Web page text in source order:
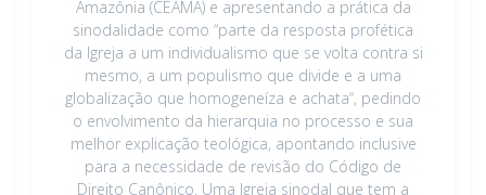
Amazônia (CEAMA) e apresentando a prática da
sinodalidade como “parte da resposta profética
da Igreja a um individualismo que se volta contra si
mesmo, a um populismo que divide e a uma
globalização que homogeneíza e achata“, pedindo
o envolvimento da hierarquia no processo e sua
melhor explicação teológica, apontando inclusive
para a necessidade de revisão do Código de
Direito Canônico. Uma Igreja sinodal que tem a